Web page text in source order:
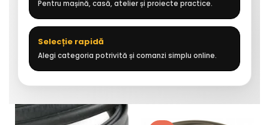
Pentru mașină, casă, atelier și proiecte practice.
Selecție rapidă
Alegi categoria potrivită și comanzi simplu online.